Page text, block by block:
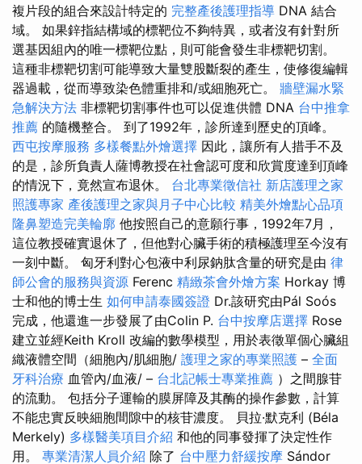
複片段的組合來設計特定的 完整產後護理指導 DNA 結合
域。 如果鋅指結構域的標靶位不夠特異，或者沒有針對所
選基因組內的唯一標靶位點，則可能會發生非標靶切割。
這種非標靶切割可能導致大量雙股斷裂的產生，使修復編輯
器過載，從而導致染色體重排和/或細胞死亡。 牆壁漏水緊
急解決方法 非標靶切割事件也可以促進供體 DNA 台中推拿
推薦 的隨機整合。 到了1992年，診所達到歷史的頂峰。
西屯按摩服務 多樣餐點外燴選擇 因此，讓所有人措手不及
的是，診所負責人薩博教授在社會認可度和欣賞度達到頂峰
的情況下，竟然宣布退休。 台北專業徵信社 新店護理之家
照護專家 產後護理之家與月子中心比較 精美外燴點心品項
隆鼻塑造完美輪廓 他按照自己的意願行事，1992年7月，
這位教授確實退休了，但他對心臟手術的積極護理至今沒有
一刻中斷。 匈牙利對心包液中利尿鈉肽含量的研究是由 律
師公會的服務與資源 Ferenc 精緻茶會外燴方案 Horkay 博
士和他的博士生 如何申請泰國簽證 Dr.該研究由Pál Soós
完成，他還進一步發展了由Colin P. 台中按摩店選擇 Rose
建立並經Keith Kroll 改編的數學模型，用於表徵單個心臟組
織液體空間（細胞內/肌細胞/ 護理之家的專業照護 – 全面
牙科治療 血管內/血液/ – 台北記帳士專業推薦 ）之間腺苷
的流動。 包括分子運輸的膜屏障及其酶的操作參數，計算
不能忠實反映細胞間隙中的核苷濃度。 貝拉·默克利 (Béla
Merkely) 多樣醫美項目介紹 和他的同事發揮了決定性作
用。 專業清潔人員介紹 除了 台中壓力舒緩按摩 Sándor